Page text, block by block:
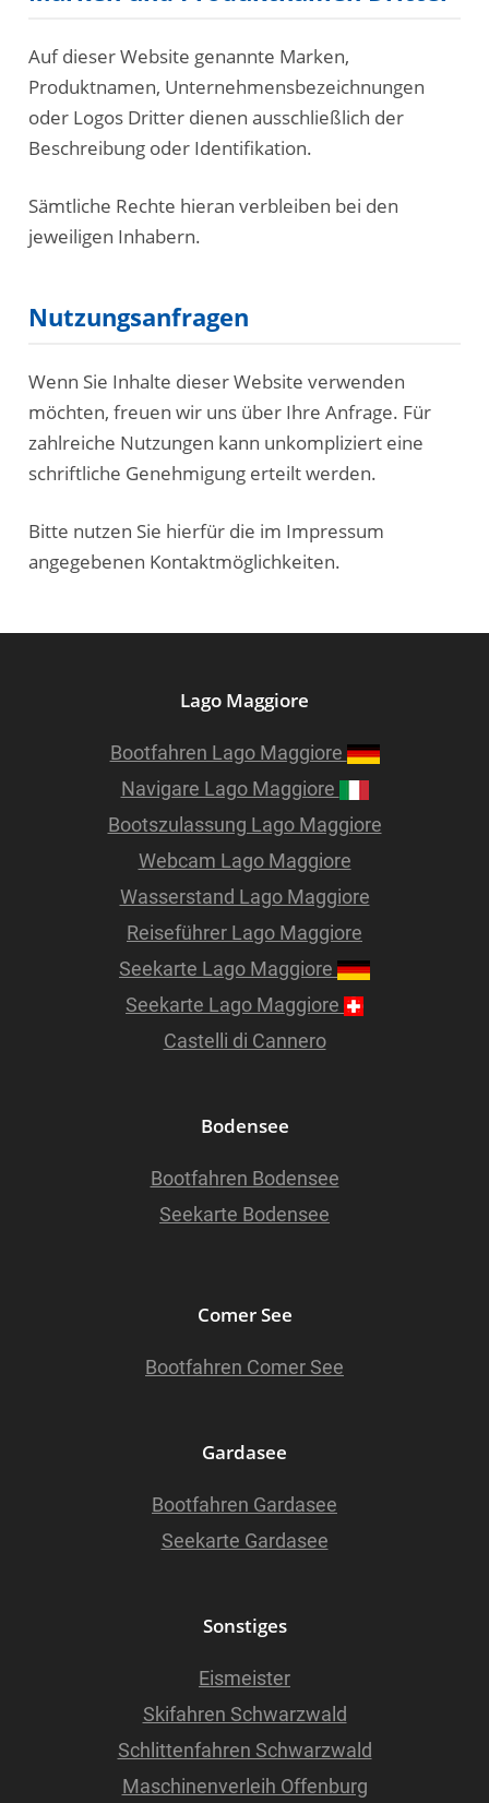
Auf dieser Website genannte Marken,
Produktnamen, Unternehmensbezeichnungen
oder Logos Dritter dienen ausschließlich der
Beschreibung oder Identifikation.
Sämtliche Rechte hieran verbleiben bei den
jeweiligen Inhabern.
Nutzungsanfragen
Wenn Sie Inhalte dieser Website verwenden
möchten, freuen wir uns über Ihre Anfrage. Für
zahlreiche Nutzungen kann unkompliziert eine
schriftliche Genehmigung erteilt werden.
Bitte nutzen Sie hierfür die im Impressum
angegebenen Kontaktmöglichkeiten.
Lago Maggiore
Bootfahren Lago Maggiore
Navigare Lago Maggiore
Bootszulassung Lago Maggiore
Webcam Lago Maggiore
Wasserstand Lago Maggiore
Reiseführer Lago Maggiore
Seekarte Lago Maggiore
Seekarte Lago Maggiore
Castelli di Cannero
Bodensee
Bootfahren Bodensee
Seekarte Bodensee
Comer See
Bootfahren Comer See
Gardasee
Bootfahren Gardasee
Seekarte Gardasee
Sonstiges
Eismeister
Skifahren Schwarzwald
Schlittenfahren Schwarzwald
Maschinenverleih Offenburg